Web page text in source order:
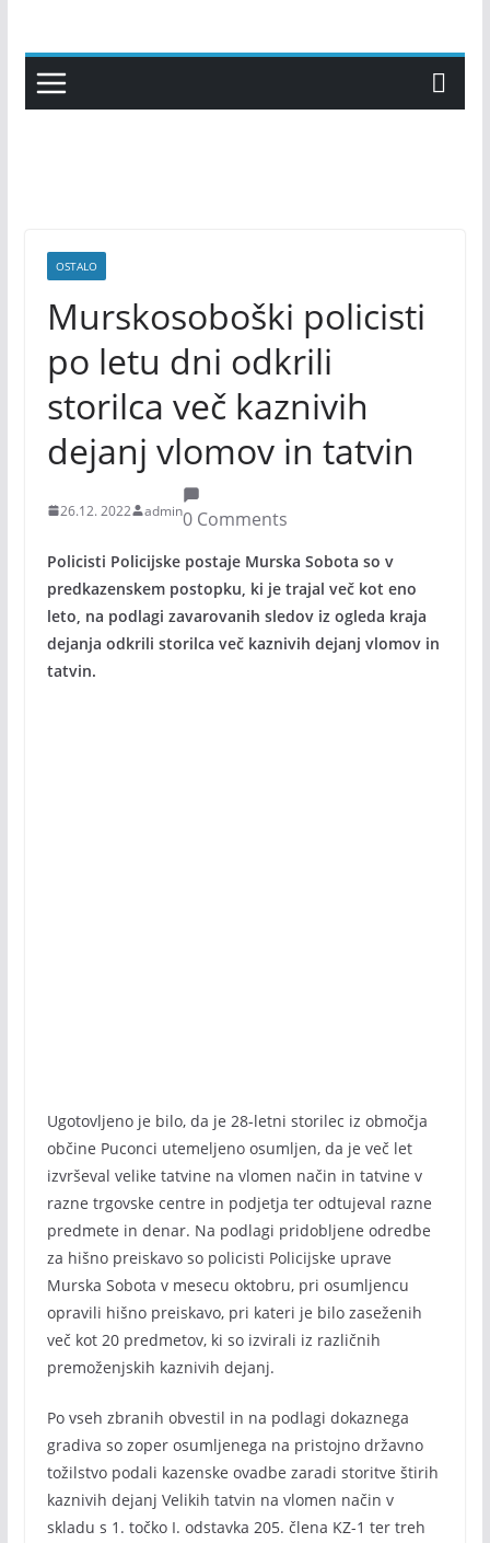
content
OSTALO
Murskosoboški policisti
po letu dni odkrili
storilca več kaznivih
dejanj vlomov in tatvin
26.12. 2022 admin0 Comments
Policisti Policijske postaje Murska Sobota so v
predkazenskem postopku, ki je trajal več kot eno
leto, na podlagi zavarovanih sledov iz ogleda kraja
dejanja odkrili storilca več kaznivih dejanj vlomov in
tatvin.
Ugotovljeno je bilo, da je 28-letni storilec iz območja
občine Puconci utemeljeno osumljen, da je več let
izvrševal velike tatvine na vlomen način in tatvine v
razne trgovske centre in podjetja ter odtujeval razne
predmete in denar. Na podlagi pridobljene odredbe
za hišno preiskavo so policisti Policijske uprave
Murska Sobota v mesecu oktobru, pri osumljencu
opravili hišno preiskavo, pri kateri je bilo zaseženih
več kot 20 predmetov, ki so izvirali iz različnih
premoženjskih kaznivih dejanj.
Po vseh zbranih obvestil in na podlagi dokaznega
gradiva so zoper osumljenega na pristojno državno
tožilstvo podali kazenske ovadbe zaradi storitve štirih
kaznivih dejanj Velikih tatvin na vlomen način v
skladu s 1. točko I. odstavka 205. člena KZ-1 ter treh